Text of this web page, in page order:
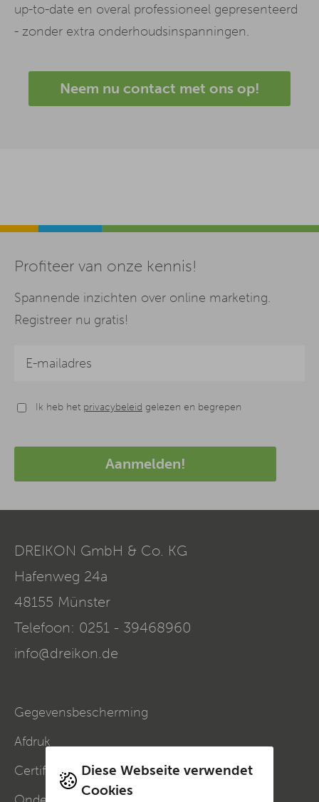
Diese Webseite verwendet
Cookies
up-to-date en overal professioneel gepresenteerd
- zonder extra onderhoudsinspanningen.
Neem nu contact met ons op!
Profiteer van onze kennis!
Spannende inzichten over online marketing.
Registreer nu gratis!
Ik heb het privacybeleid gelezen en begrepen
Aanmelden!
DREIKON GmbH & Co. KG
Hafenweg 24a
48155 Münster
Telefoon: 0251 - 39468960
info@dreikon.de
Gegevensbescherming
Afdruk
Certificeringen & lidmaatschappen